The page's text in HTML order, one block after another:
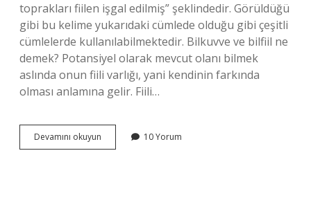
toprakları fiilen işgal edilmiş” şeklindedir. Görüldüğü
gibi bu kelime yukarıdaki cümlede olduğu gibi çeşitli
cümlelerde kullanılabilmektedir. Bilkuvve ve bilfiil ne
demek? Potansiyel olarak mevcut olanı bilmek
aslında onun fiili varlığı, yani kendinin farkında
olması anlamına gelir. Fiili…
Devamını okuyun
Çalışan
10 Yorum